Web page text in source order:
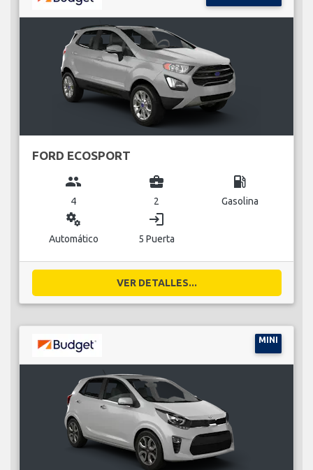
FORD ECOSPORT
group
4
business_center
2
local_gas_station
Gasolina
miscellaneous_services
Automático
login
5 Puerta
VER DETALLES...
MINI